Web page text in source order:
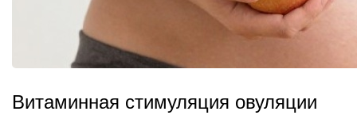
Витаминная стимуляция овуляции